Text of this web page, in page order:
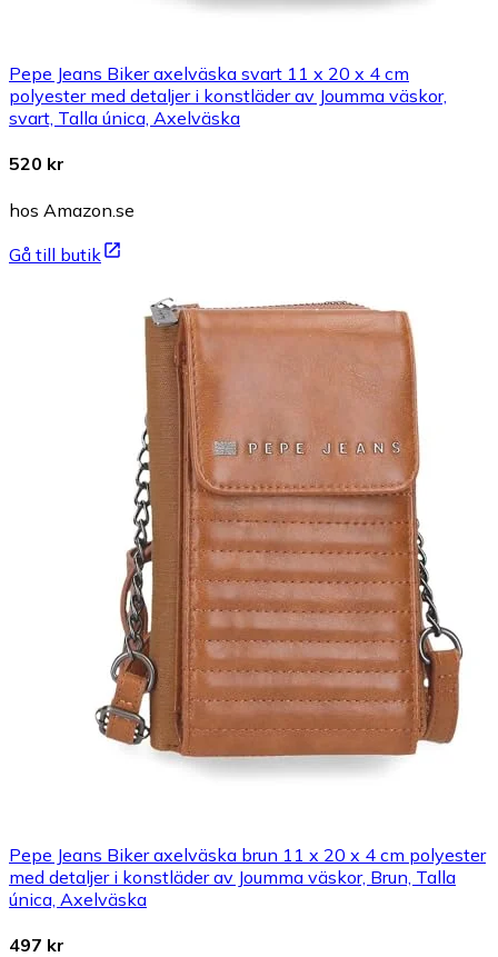
Pepe Jeans Biker axelväska svart 11 x 20 x 4 cm
polyester med detaljer i konstläder av Joumma väskor,
svart, Talla única, Axelväska
520 kr
hos Amazon.se
Gå till butik
Pepe Jeans Biker axelväska brun 11 x 20 x 4 cm polyester
med detaljer i konstläder av Joumma väskor, Brun, Talla
única, Axelväska
497 kr